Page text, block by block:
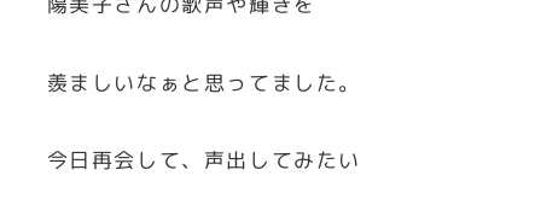
羨ましいなぁと思ってました。
今日再会して、声出してみたい